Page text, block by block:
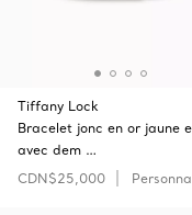
Tiffany Lock
Bracelet jonc en or jaune
avec dem …
CDN$25,000
Personnaliser